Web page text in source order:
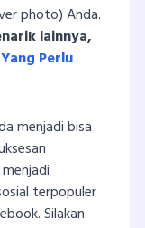
photo) Anda.
lainnya,
Perlu
menjadi bisa
terpopuler
Silakan